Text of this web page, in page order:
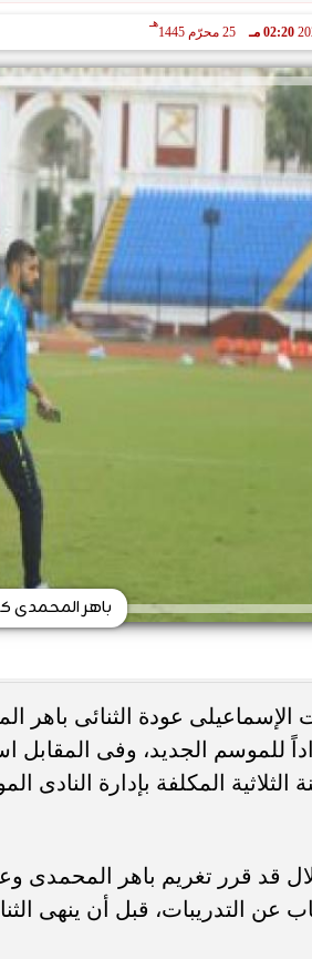
02:20 مـ 25 محرّم 1445
هـ
باهر المحمدى
عودة الثنائى باهر
للموسم الجديد، وفى
المكلفة بإدارة النادى
عن التدريبات، قبل أن ينهى